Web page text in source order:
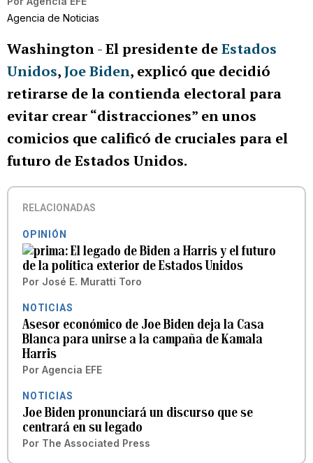
Agencia de Noticias
Washington-El presidente deEstados
Unidos,Joe Biden, explicó que decidió
retirarse de la contienda electoral para
evitar crear “distracciones” en unos
comicios que calificó de cruciales para el
futuro de Estados Unidos.
RELACIONADAS
OPINIÓN
El legado de Biden a Harris y el futuro
de la política exterior de Estados Unidos
Por José E. Muratti Toro
NOTICIAS
Asesor económico de Joe Biden deja la Casa
Blanca para unirse a la campaña de Kamala
Harris
Por Agencia EFE
NOTICIAS
Joe Biden pronunciará un discurso que se
centrará en su legado
Por The Associated Press